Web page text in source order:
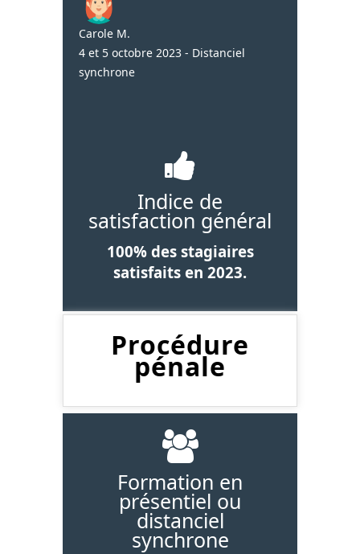
Carole M.
4 et 5 octobre 2023 - Distanciel
synchrone
Indice de
satisfaction général
100% des stagiaires
satisfaits en 2023.
Procédure
pénale
Formation en
présentiel ou
distanciel
synchrone